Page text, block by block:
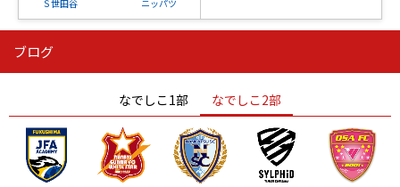
Ｓ世田谷 ニッパツ
ニッパツ
ニッパツ 名古屋
石人の星
静岡 愛媛Ｌ
ブログ
なでしこ1部 なでしこ2部